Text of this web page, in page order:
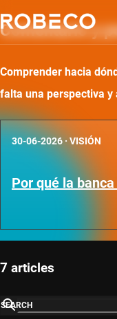
Comentario y
Comprender hacia
falta una perspectiva y
30-06-2026·VISIÓN
Por qué la
7 articles
SEARCH